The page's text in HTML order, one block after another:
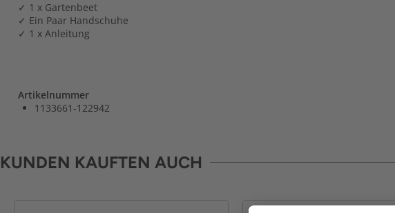
✓ 1 x Gartenbeet
✓ Ein Paar Handschuhe
✓ 1 x Anleitung
Artikelnummer
1133661-122942
KUNDEN KAUFTEN AUCH